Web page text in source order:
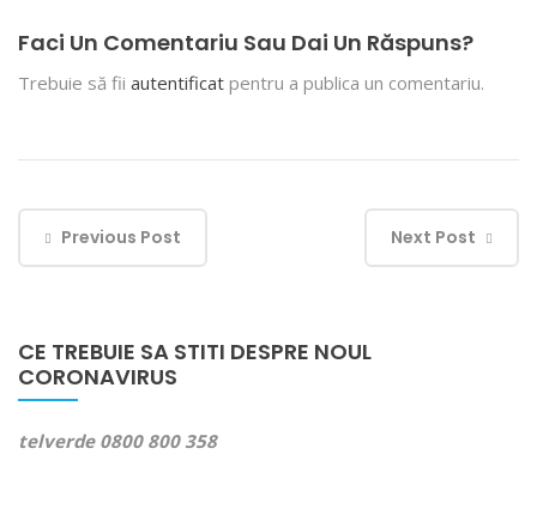
Faci Un Comentariu Sau Dai Un Răspuns?
Trebuie să fii autentificat pentru a publica un comentariu.
Previous Post Next Post
CE TREBUIE SA STITI DESPRE NOUL
CORONAVIRUS
telverde 0800 800 358